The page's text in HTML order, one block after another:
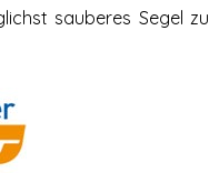
sauberes Segel zu